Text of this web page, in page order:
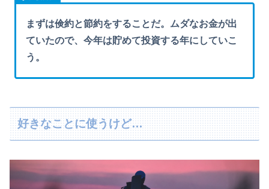
まずは倹約と節約をすることだ。ムダなお金が出
ていたので、今年は貯めて投資する年にしていこ
う。
好きなことに使うけど…